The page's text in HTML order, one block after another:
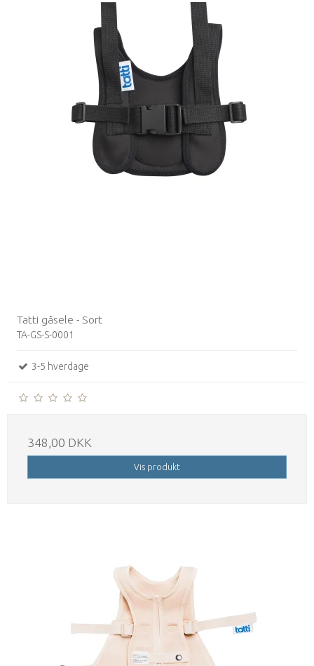
Tatti gåsele - Sort
TA-GS-S-0001
3-5 hverdage
348,00 DKK
Vis produkt